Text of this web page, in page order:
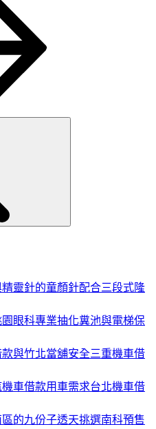
靈針的童顏針配合三段式隆
眼科專業抽化糞池與電梯保
與竹北當舖安全三重機車借
車借款用車需求台北機車借
的九份子透天挑選南科預售